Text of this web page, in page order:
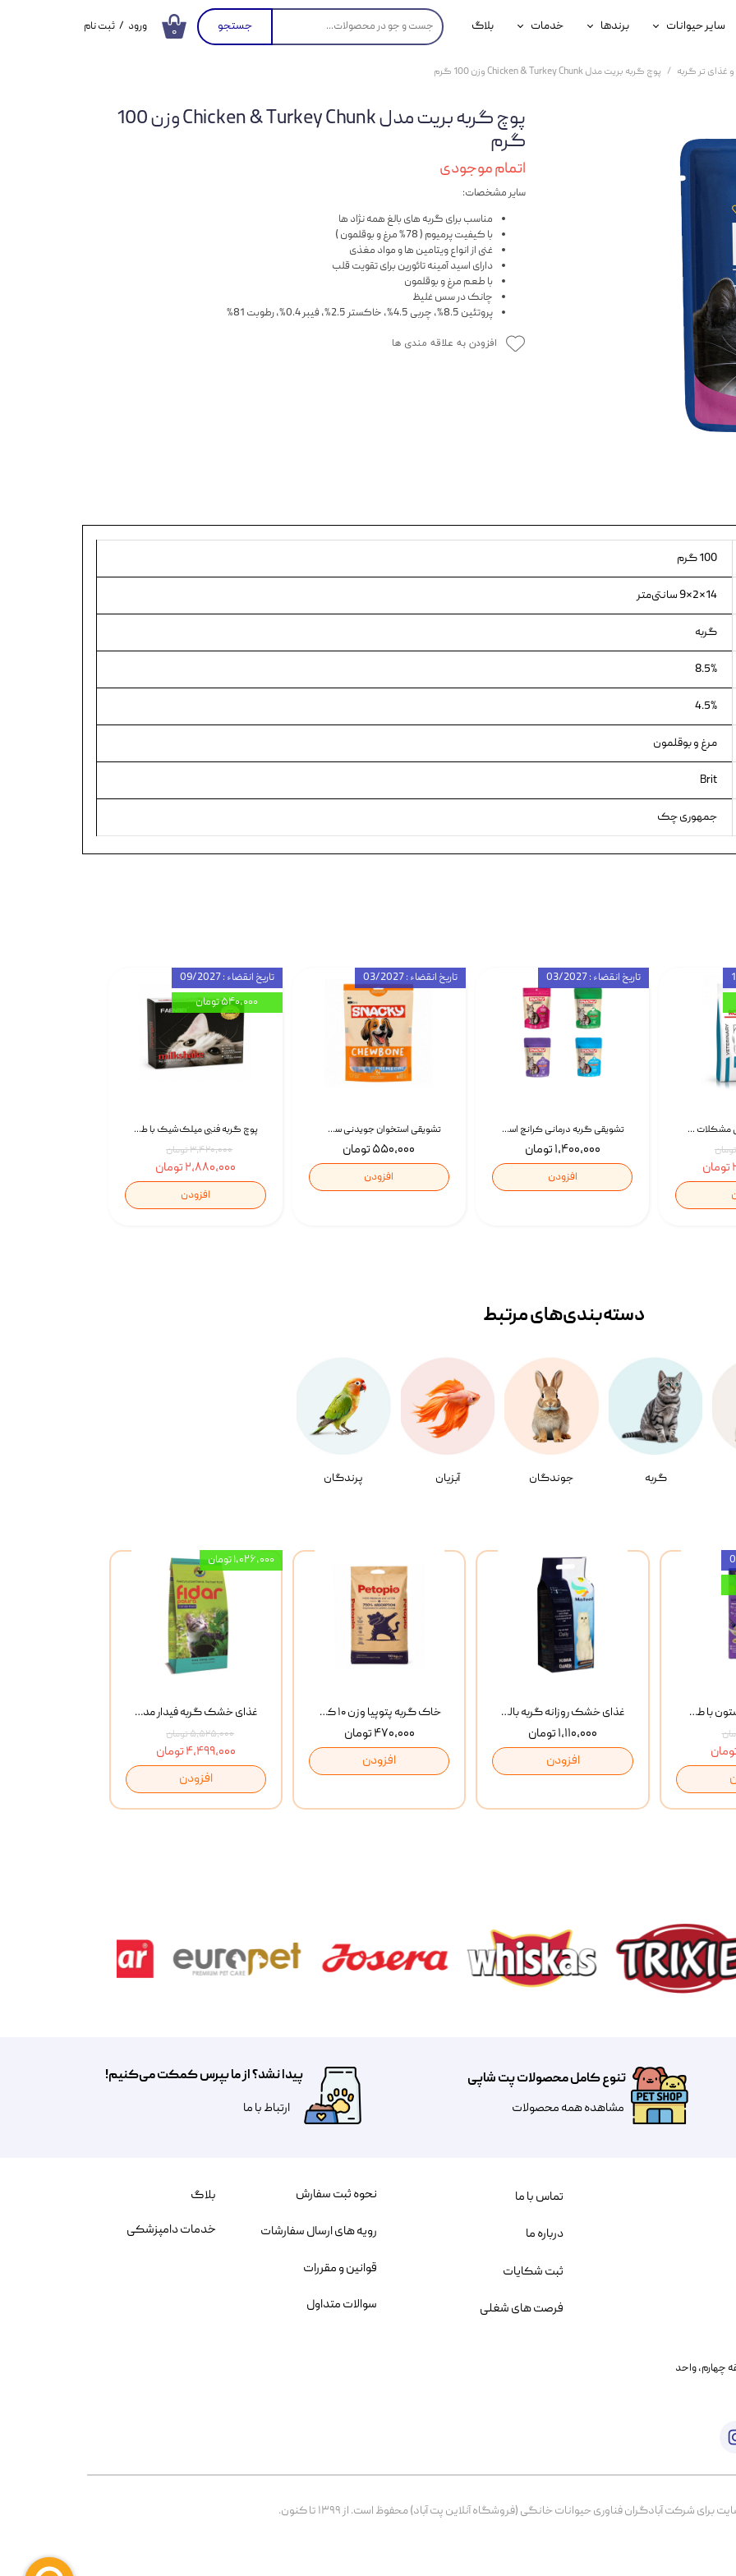
۰ جستجو سایر حیوانات
محصولات پرندگان
برندها خدمات
خدمات آنلاین دامپزشکی
بلاگ ورود / ثبت نام
سفارشات
غذای تر گربه پوچ گربه بریت مدل Chicken & Turkey Chunk وزن 100 گرم
پوچ گربه بریت مدل Chicken & Turkey Chunk وزن 100
گرم
اتمام موجودی
سایر مشخصات:
مناسب برای گربه های بالغ همه نژاد ها
با کیفیت پرمیوم ( 78% مرغ و بوقلمون )
غنی از انواع ویتامین ها و مواد مغذی
دارای اسید آمینه تائورین برای تقویت قلب
با طعم مرغ و بوقلمون
چانک در سس غلیظ
پروتئین 8.5%، چربی 4.5%، خاکستر 2.5%، فیبر 0.4%، رطوبت 81%
افزودن به علاقه مندی ها
100 گرم
14×2×9 سانتی‌متر
گربه
8.5%
4.5%
مرغ و بوقلمون
Brit
جمهوری چک
پوچ گربه فنبی میلک‌شیک با طعم مرغ Faenbei Cat Milk Shake Pouch بسته 12 عددی
۳,۴۲۰,۰۰۰ تومان
۲,۸۸۰,۰۰۰ تومان
افزودن
تاریخ انقضاء : 09/2027
۵۴۰,۰۰۰ تومان
تشویقی استخوان جویدنی سگ اسنکی کرانچی با طعم مرغ Snacky Crunchy Munchy وزن 100 گرم
۵۵۰,۰۰۰ تومان
افزودن
تاریخ انقضاء : 03/2027
تشویقی گربه درمانی کرانچ اسنکی با طعم میکس Snacky Crunch Cat Treats وزن 60 گرم بسته 4 عددی
۱,۴۰۰,۰۰۰ تومان
افزودن
تاریخ انقضاء : 03/2027
غذای خشک درمانی مشکلات گوارشی سگ رویال کنین Royal Canin Hypoallergenic وزن 7 کیلوگرم | پت استوک
گربه جوندگان آبزیان پرندگان
دسته‌بندی‌‌های مرتبط
غذای خشک گربه فیدار مدل Adult وزن 10 کیلوگرم
۵,۵۲۵,۰۰۰ تومان
۴,۴۹۹,۰۰۰ تومان
افزودن
۱,۰۲۶,۰۰۰ تومان
خاک گربه پتوپیا وزن ۱۰ کیلوگرم
۴۷۰,۰۰۰ تومان
افزودن
غذای خشک روزانه گربه بالغ مفید MoFeed Adult Daily Cat Food وزن 2 کیلوگرم
۱,۱۱۰,۰۰۰ تومان
افزودن
بستنی گربه وینستون با طعم مرغ و ماهی Winstone Chicken & Fish بسته 8 عددی
تنوع کامل محصولات پت شاپی
مشاهده همه محصولات
پیدا نشد؟ از ما بپرس کمکت می‌کنیم!
​​​ارتباط با ما
خیابان بنی هاشم پلاک ۲۰۲ ، طبقه چهارم، واحد
شرکت آبادگران فناوری حیوانات خانگی (فروشگاه آنلاین پت آباد) محفوظ است. از ۱۳۹۹ تا کنون.
نحوه ثبت سفارش
رویه های ارسال سفارشات
قوانین و مقررات
سوالات متداول
تماس با ما
درباره ما
ثبت شکایات
فرصت های شغلی
بلاگ
خدمات دامپزشکی